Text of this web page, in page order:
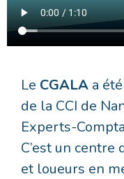
Le CGALA a
de la CCI de
Experts-
C’est un centre
et loueurs en